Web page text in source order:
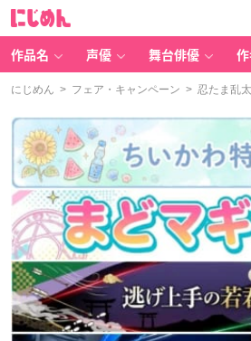
作品名 声優 舞台俳優 作
にじめん > フェア・キャンペーン > 忍たま乱